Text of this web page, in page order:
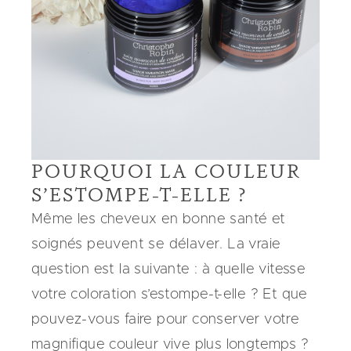
POURQUOI LA COULEUR
S’ESTOMPE-T-ELLE ?
Même les cheveux en bonne santé et
soignés peuvent se délaver. La vraie
question est la suivante : à quelle vitesse
votre coloration s’estompe-t-elle ? Et que
pouvez-vous faire pour conserver votre
magnifique couleur vive plus longtemps ?